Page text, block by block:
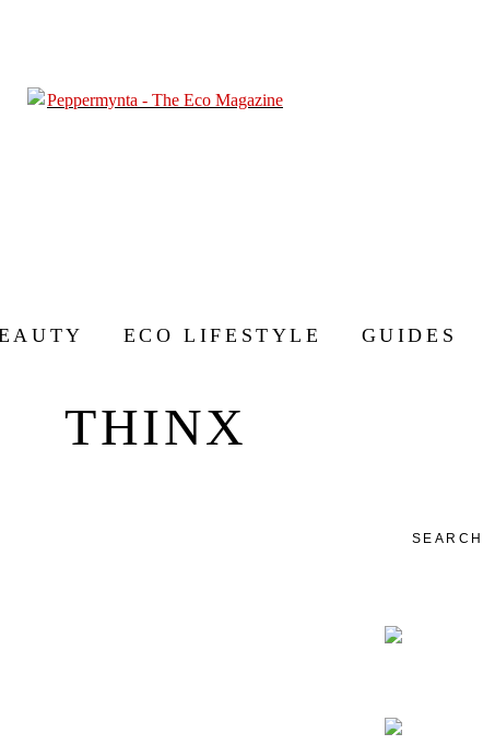
ECO LIFESTYLE GUIDES
THINX